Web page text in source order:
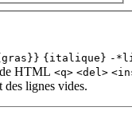
{italique} -
HTML <q> <del>
des lignes vides.